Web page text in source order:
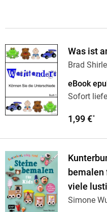
Was ist
Brad
eBook
Sofort
1,99 €*
bemalen
viele
Simone